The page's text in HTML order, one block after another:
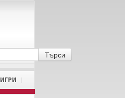
ИГРИ